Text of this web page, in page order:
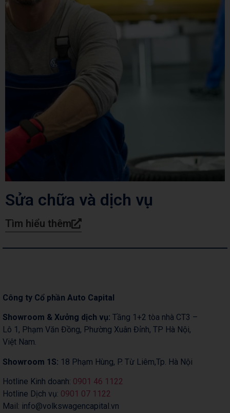
Sửa chữa và dịch vụ
Tìm hiểu thêm
Công ty Cổ phần Auto Capital
Showroom & Xưởng dịch vụ: Tầng 1+2 tòa nhà CT3 –
Lô 1, Phạm Văn Đồng, Phường Xuân Đỉnh, TP Hà Nội,
Việt Nam.
Showroom 1S: 18 Phạm Hùng, P. Từ Liêm,Tp. Hà Nội
Hotline Kinh doanh: 0901 46 1122
Hotline Dịch vụ: 0901 07 1122
Mail: info@volkswagencapital.vn